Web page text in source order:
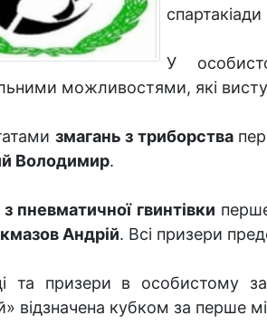
У
можливостями, які
змагань з триборства
Володимир.
з пневматичної гвинтівки
Андрій. Всі призери
та призери в особистому
відзначена кубком за перше